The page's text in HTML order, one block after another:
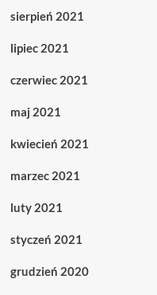
sierpień 2021
lipiec 2021
czerwiec 2021
maj 2021
kwiecień 2021
marzec 2021
luty 2021
styczeń 2021
grudzień 2020